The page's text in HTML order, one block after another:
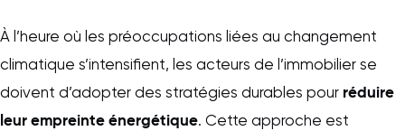
À l’heure où les préoccupations liées au changement
climatique s’intensifient, les acteurs de l’immobilier se
doivent d’adopter des stratégies durables pour réduire
leur empreinte énergétique. Cette approche est